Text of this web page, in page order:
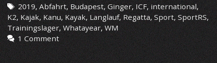
in
Zahlen
Tags
2019,Abfahrt,Budapest,Ginger,ICF,international,
K2, Kajak,Kanu,Kayak,Langlauf,Regatta,Sport,SportRS,
Trainingslager,Whatayear,WM
1 Comment